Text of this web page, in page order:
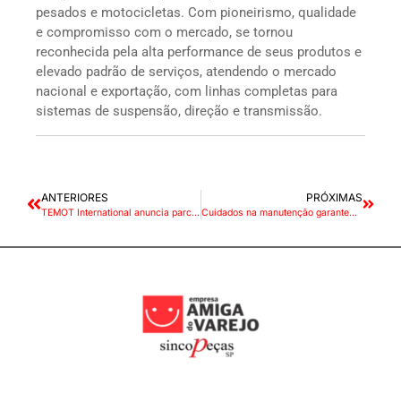
pesados e motocicletas. Com pioneirismo, qualidade
e compromisso com o mercado, se tornou
reconhecida pela alta performance de seus produtos e
elevado padrão de serviços, atendendo o mercado
nacional e exportação, com linhas completas para
sistemas de suspensão, direção e transmissão.
ANTERIORES
TEMOT International anuncia parceria estratégica com a Fortbras
PRÓXIMAS
Cuidados na manutenção garantem integridade das tubulações do sistema de freio